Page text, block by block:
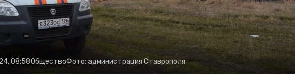
08:58ОбществоФото: администрация Ставрополя